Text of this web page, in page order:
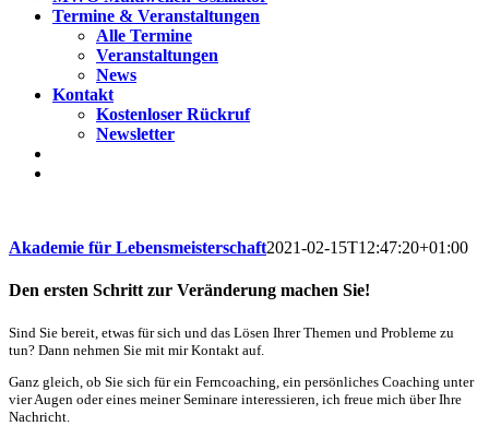
Termine & Veranstaltungen
Alle Termine
Veranstaltungen
News
Kontakt
Kostenloser Rückruf
Newsletter
Akademie für Lebensmeisterschaft2021-02-15T12:47:20+01:00
Den ersten Schritt zur Veränderung machen Sie!
Sind Sie bereit, etwas für sich und das Lösen Ihrer Themen und Probleme zu
tun? Dann nehmen Sie mit mir Kontakt auf.
Ganz gleich, ob Sie sich für ein Ferncoaching, ein persönliches Coaching unter
vier Augen oder eines meiner Seminare interessieren, ich freue mich über Ihre
Nachricht.